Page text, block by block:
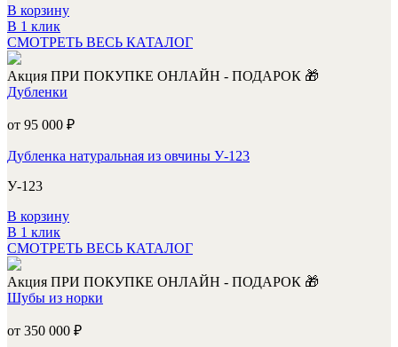
В корзину
В 1 клик
СМОТРЕТЬ ВЕСЬ КАТАЛОГ
Акция ПРИ ПОКУПКЕ ОНЛАЙН - ПОДАРОК 🎁
Дубленки
от 95 000 ₽
Дубленка натуральная из овчины У-123
У-123
В корзину
В 1 клик
СМОТРЕТЬ ВЕСЬ КАТАЛОГ
Акция ПРИ ПОКУПКЕ ОНЛАЙН - ПОДАРОК 🎁
Шубы из норки
от 350 000 ₽